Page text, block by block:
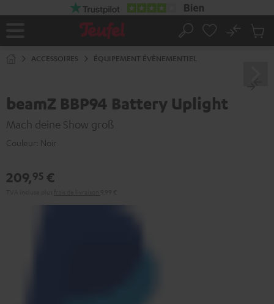
Page
Rechercher
No
ACCESSOIRES ÉQUIPEMENT ÉVÈNEMENTIEL
beamZ BBP94 Battery Uplight
Mach deine Show groß
Couleur: Noir
209,95 €